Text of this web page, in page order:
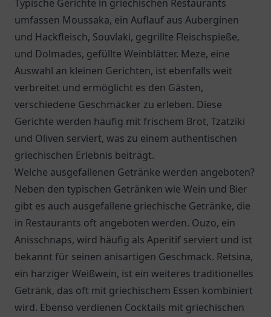
Typische Gerichte in griechischen Restaurants
umfassen Moussaka, ein Auflauf aus Auberginen
und Hackfleisch, Souvlaki, gegrillte Fleischspieße,
und Dolmades, gefüllte Weinblätter. Meze, eine
Auswahl an kleinen Gerichten, ist ebenfalls weit
verbreitet und ermöglicht es den Gästen,
verschiedene Geschmäcker zu erleben. Diese
Gerichte werden häufig mit frischem Brot, Tzatziki
und Oliven serviert, was zu einem authentischen
griechischen Erlebnis beiträgt.
Welche ausgefallenen Getränke werden angeboten?
Neben den typischen Getränken wie Wein und Bier
gibt es auch ausgefallene griechische Getränke, die
in Restaurants oft angeboten werden. Ouzo, ein
Anisschnaps, wird häufig als Aperitif serviert und ist
bekannt für seinen anisartigen Geschmack. Retsina,
ein harziger Weißwein, ist ein weiteres traditionelles
Getränk, das oft mit griechischem Essen kombiniert
wird. Ebenso verdienen Cocktails mit griechischen